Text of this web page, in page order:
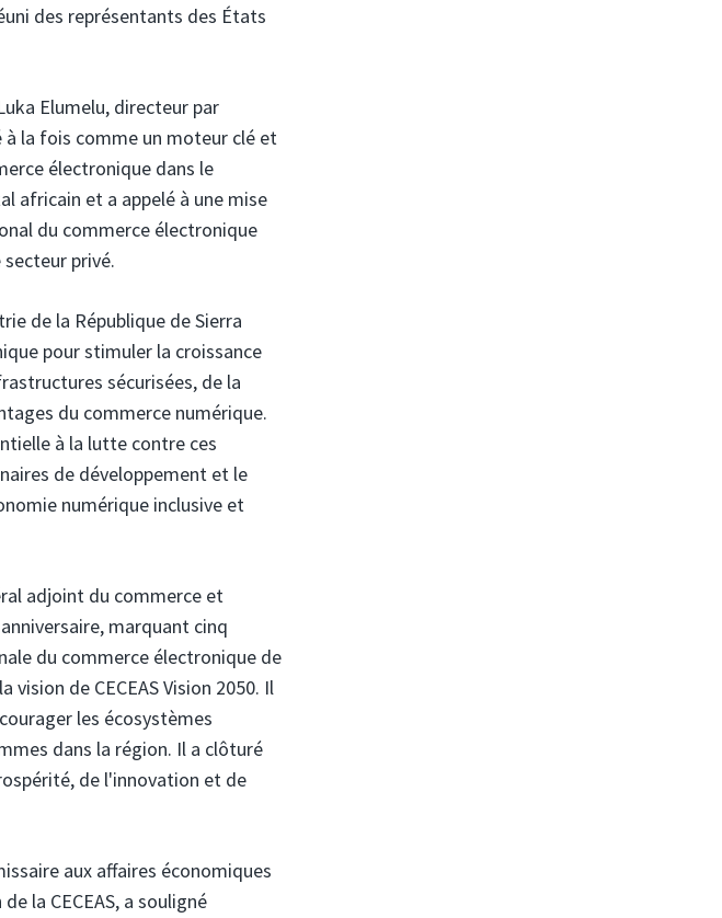
des représentants des États
Elumelu, directeur par
à la fois comme un moteur clé et
électronique dans le
africain et a appelé à une mise
du commerce électronique
privé.
de la République de Sierra
pour stimuler la croissance
sécurisées, de la
du commerce numérique.
à la lutte contre ces
de développement et le
numérique inclusive et
adjoint du commerce et
marquant cinq
du commerce électronique de
de CECEAS Vision 2050. Il
les écosystèmes
dans la région. Il a clôturé
de l'innovation et de
aux affaires économiques
la CECEAS, a souligné